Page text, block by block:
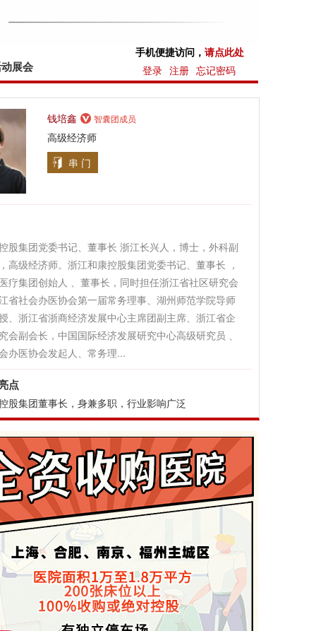
展会
手机便捷访问， 请点此处
登录 注册 忘记密码
钱培鑫 智囊团成员
高级经济师
串 门
股集团党委书记、董事长 浙江长兴人，博士，外科副
高级经济师。浙江和康控股集团党委书记、董事长 ，
疗集团创始人 、董事长，同时担任浙江省社区研究会
省社会办医协会第一届常务理事、湖州师范学院导师
、浙江省浙商经济发展中心主席团副主席、浙江省企
会副会长，中国国际经济发展研究中心高级研究员 、
办医协会发起人、常务理...
点
股集团董事长，身兼多职，行业影响广泛